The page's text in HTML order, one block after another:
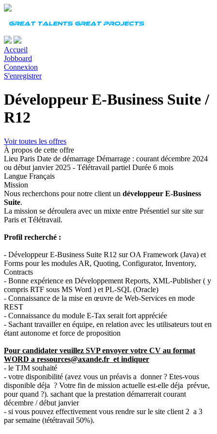
Accueil
Jobboard
Connexion
S'enregistrer
Développeur E-Business Suite /
R12
Voir toutes les offres
À propos de cette offre
Lieu Paris Date de démarrage Démarrage : courant décembre 2024
ou début janvier 2025 - Télétravail partiel Durée 6 mois
Langue Français
Mission
Nous recherchons pour notre client un développeur E-Business
Suite.
La mission se déroulera avec un mixte entre Présentiel sur site sur
Paris et Télétravail.
Profil recherché :
- Développeur E-Business Suite R12 sur OA Framework (Java) et
Forms pour les modules AR, Quoting, Configurator, Inventory,
Contracts
- Bonne expérience en Développement Reports, XML-Publisher ( y
compris RTF sous MS Word ) et PL-SQL (Oracle)
- Connaissance de la mise en œuvre de Web-Services en mode
REST
- Connaissance du module E-Tax serait fort appréciée
- Sachant travailler en équipe, en relation avec les utilisateurs tout en
étant autonome et force de proposition
Pour candidater veuillez SVP envoyer votre CV au format
WORD a ressources@axande.fr et indiquer
- le TJM souhaité
- votre disponibilité (avez vous un préavis a donner ? Etes-vous
disponible déja ? Votre fin de mission actuelle est-elle déja prévue,
pour quand ?). sachant que la prestation démarrerait courant
décembre / début janvier
- si vous pouvez effectivement vous rendre sur le site client 2 a 3
par semaine (tététravail 50%).